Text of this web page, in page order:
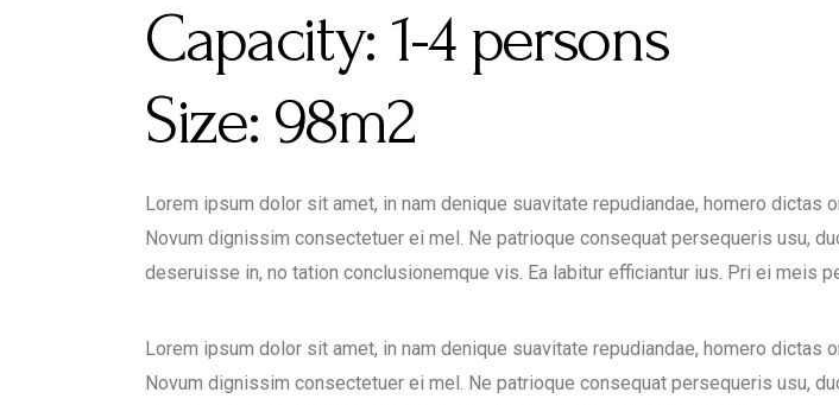
Capacity: 1-4 persons
Size: 98m2
Lorem ipsum dolor sit amet, in nam denique suavitate repudiandae, homero dictas
Novum dignissim consectetuer ei mel. Ne patrioque consequat persequeris usu,
deseruisse in, no tation conclusionemque vis. Ea labitur efficiantur ius. Pri ei meis
Lorem ipsum dolor sit amet, in nam denique suavitate repudiandae, homero dictas
Novum dignissim consectetuer ei mel. Ne patrioque consequat persequeris usu,